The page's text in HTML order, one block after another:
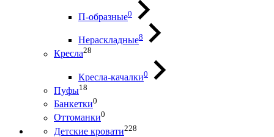
П-образные0
Нераскладные8
Кресла28
Кресла-качалки0
Пуфы18
Банкетки0
Оттоманки0
Детские кровати228